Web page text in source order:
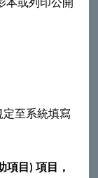
至系統填寫
項目)項目，